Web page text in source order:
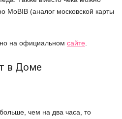
MoBIB (аналог московской карты
на официальном сайте
в Доме
чем на два часа, то